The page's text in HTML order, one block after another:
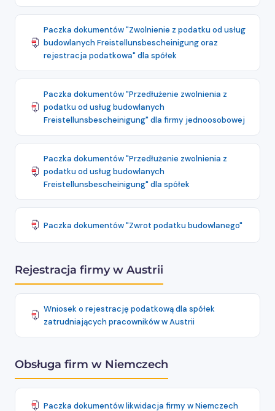
Paczka dokumentów "Zwolnienie z podatku od usług
budowlanych Freistellunsbescheinigung oraz
rejestracja podatkowa" dla spółek
Paczka dokumentów "Przedłużenie zwolnienia z
podatku od usług budowlanych
Freistellunsbescheinigung" dla firmy jednoosobowej
Paczka dokumentów "Przedłużenie zwolnienia z
podatku od usług budowlanych
Freistellunsbescheinigung" dla spółek
Paczka dokumentów "Zwrot podatku budowlanego"
Rejestracja firmy w Austrii
Wniosek o rejestrację podatkową dla spółek
zatrudniających pracowników w Austrii
Obsługa firm w Niemczech
Paczka dokumentów likwidacja firmy w Niemczech